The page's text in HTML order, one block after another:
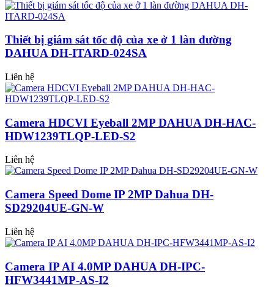
Thiết bị giám sát tốc độ của xe ở 1 làn đường
DAHUA DH-ITARD-024SA
Liên hệ
Camera HDCVI Eyeball 2MP DAHUA DH-HAC-
HDW1239TLQP-LED-S2
Liên hệ
Camera Speed Dome IP 2MP Dahua DH-
SD29204UE-GN-W
Liên hệ
Camera IP AI 4.0MP DAHUA DH-IPC-
HFW3441MP-AS-I2